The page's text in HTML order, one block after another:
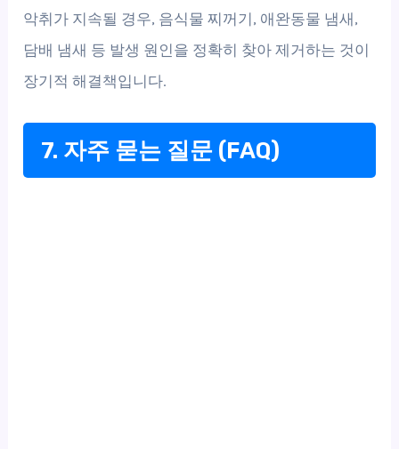
악취가 지속될 경우, 음식물 찌꺼기, 애완동물 냄새,
담배 냄새 등 발생 원인을 정확히 찾아 제거하는 것이
장기적 해결책입니다.
7. 자주 묻는 질문 (FAQ)